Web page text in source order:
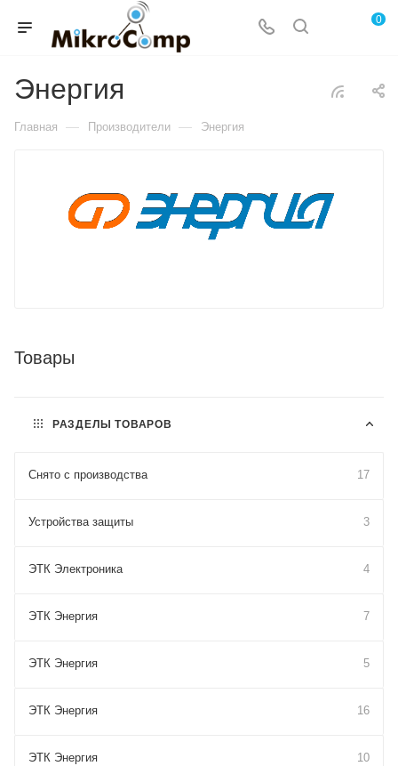
0
Энергия
Главная — Производители — Энергия
Товары
РАЗДЕЛЫ ТОВАРОВ
Снято с производства 17
Устройства защиты 3
ЭТК Электроника 4
ЭТК Энергия 7
ЭТК Энергия 5
ЭТК Энергия 16
ЭТК Энергия 10